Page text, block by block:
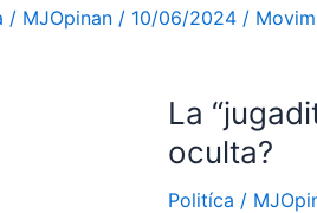
/ MJOpinan / 10/06/2024 /
La
oculta?
Politíca /